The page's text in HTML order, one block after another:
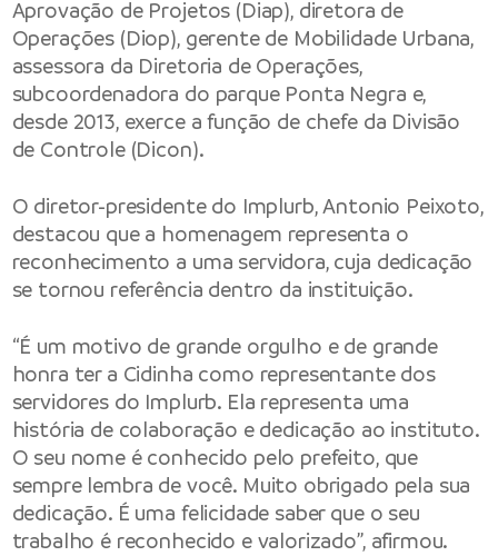
Aprovação de Projetos (Diap), diretora de
Operações (Diop), gerente de Mobilidade Urbana,
assessora da Diretoria de Operações,
subcoordenadora do parque Ponta Negra e,
desde 2013, exerce a função de chefe da Divisão
de Controle (Dicon).
O diretor-presidente do Implurb, Antonio Peixoto,
destacou que a homenagem representa o
reconhecimento a uma servidora, cuja dedicação
se tornou referência dentro da instituição.
“É um motivo de grande orgulho e de grande
honra ter a Cidinha como representante dos
servidores do Implurb. Ela representa uma
história de colaboração e dedicação ao instituto.
O seu nome é conhecido pelo prefeito, que
sempre lembra de você. Muito obrigado pela sua
dedicação. É uma felicidade saber que o seu
trabalho é reconhecido e valorizado”, afirmou.